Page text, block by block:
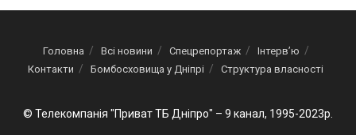
Головна Всі новини Спецрепортаж
Інтерв’ю
Контакти
Бомбосховища у Дніпрі Структура власності
© Телекомпанія "Приват ТБ Дніпро" – 9 канал, 1995-2023р.